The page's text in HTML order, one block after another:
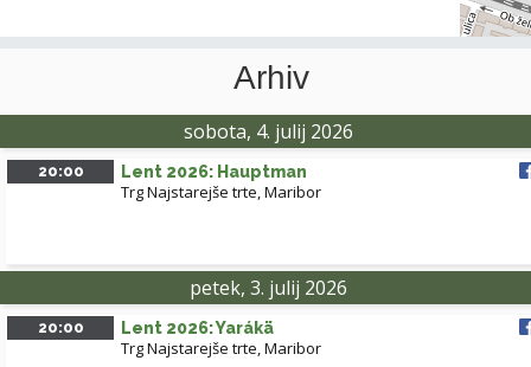
Arhiv
sobota, 4. julij 2026
20:00 Lent 2026: Hauptman
Trg Najstarejše trte, Maribor
petek, 3. julij 2026
20:00 Lent 2026: Yarákä
Trg Najstarejše trte, Maribor